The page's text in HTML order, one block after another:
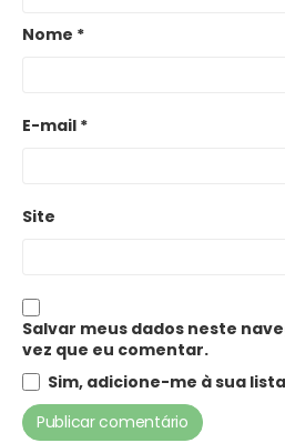
Nome *
E-mail *
Site
Salvar meus dados neste
vez que eu comentar.
Sim, adicione-me à sua